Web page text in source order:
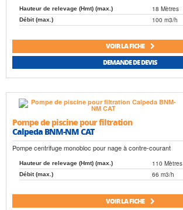
Hauteur de relevage (Hmt) (max.) 18 Mètres
Débit (max.) 100 m3/h
VOIR LA FICHE
DEMANDE DE DEVIS
Pompe de piscine pour filtration
Calpeda BNM-NM CAT
Pompe centrifuge monobloc pour nage à contre-courant
Hauteur de relevage (Hmt) (max.) 110 Mètres
Débit (max.) 66 m3/h
VOIR LA FICHE